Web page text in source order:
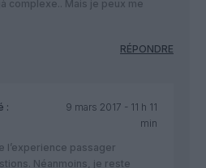
complexe.. Mais je peux me
RÉPONDRE
:
9 mars 2017 - 11 h 11
min
l’experience passager
Néanmoins, je reste